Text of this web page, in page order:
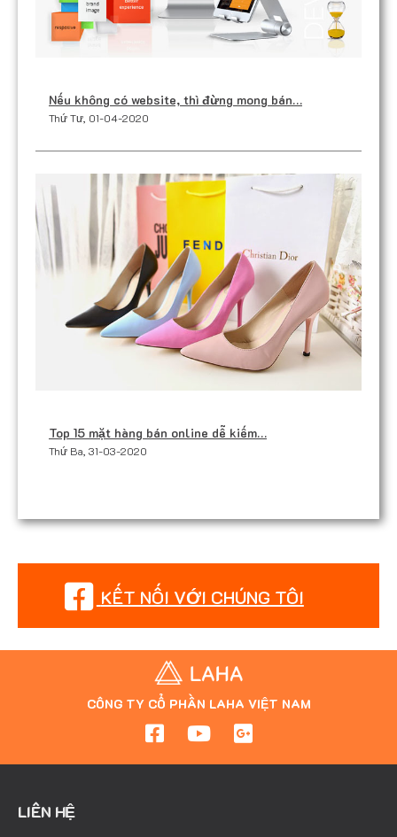
Nếu không có website, thì đừng mong bán…
Thứ Tư, 01-04-2020
Top 15 mặt hàng bán online dễ kiếm…
Thứ Ba, 31-03-2020
KẾT NỐI VỚI CHÚNG TÔI
CÔNG TY CỔ PHẦN LAHA VIỆT NAM
LIÊN HỆ